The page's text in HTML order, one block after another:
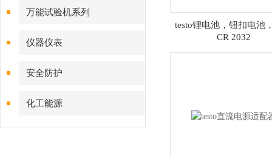
万能试验机系列
仪器仪表
安全防护
化工能源
testo锂电池，钮扣电池
CR 2032